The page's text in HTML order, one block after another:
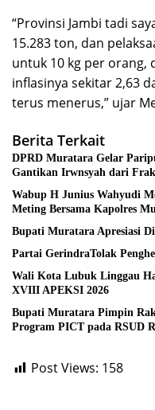
“Provinsi Jambi tadi
15.283 ton, dan
untuk 10 kg per orang,
inflasinya sekitar 2,63
terus menerus,” ujar
Berita Terkait
DPRD Muratara Gelar
Gantikan Irwnsyah dari
Wabup H Junius Wahyudi
Meting Bersama Kapolres
Bupati Muratara Apresiasi
Partai GerindraTolak
Wali Kota Lubuk Linggau
XVIII APEKSI 2026
Bupati Muratara Pimpin
Program PICT pada RSUD
Post Views: 158